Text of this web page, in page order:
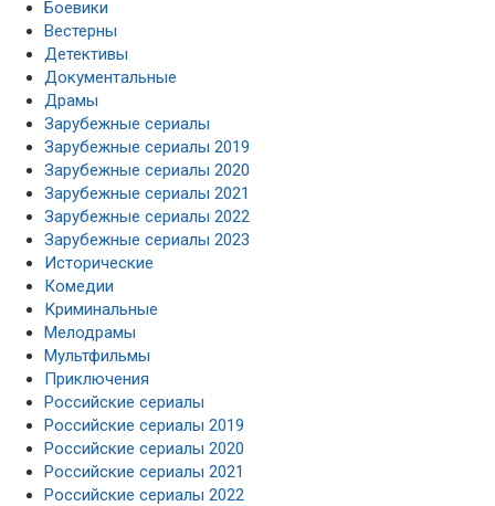
Боевики
Вестерны
Детективы
Документальные
Драмы
Зарубежные сериалы
Зарубежные сериалы 2019
Зарубежные сериалы 2020
Зарубежные сериалы 2021
Зарубежные сериалы 2022
Зарубежные сериалы 2023
Исторические
Комедии
Криминальные
Мелодрамы
Мультфильмы
Приключения
Российские сериалы
Российские сериалы 2019
Российские сериалы 2020
Российские сериалы 2021
Российские сериалы 2022